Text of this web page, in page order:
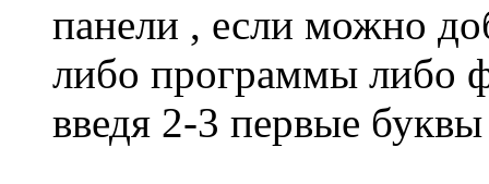
панели , если можно
либо программы либо
введя 2-3 первые буквы